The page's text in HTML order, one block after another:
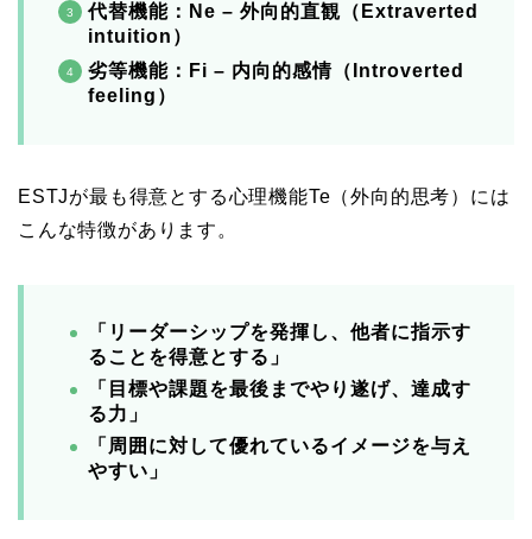
代替機能：Ne – 外向的直観（ Extraverted
intuition ）
劣等機能：Fi – 内向的感情（ Introverted
feeling ）
ESTJが最も得意とする心理機能Te（外向的思考）には
こんな特徴があります。
「リーダーシップを発揮し、他者に指示す
ることを得意とする」
「目標や課題を最後までやり遂げ、達成す
る力」
「周囲に対して優れているイメージを与え
やすい」